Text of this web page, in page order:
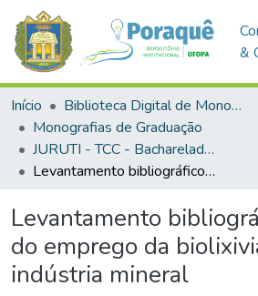
&
Início
Biblioteca Digital de Monografias (BDM)
Monografias de Graduação
JURUTI - TCC - Bacharelado em Engenharia de Minas
Levantamento bibliográfico acerca do emprego da biolixiviação na indústria mineral
Levantamento
do emprego da
indústria mineral